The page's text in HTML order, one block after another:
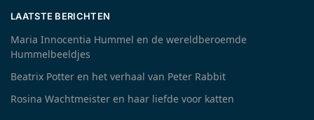
LAATSTE BERICHTEN
Maria Innocentia Hummel en de wereldberoemde
Hummelbeeldjes
Beatrix Potter en het verhaal van Peter Rabbit
Rosina Wachtmeister en haar liefde voor katten